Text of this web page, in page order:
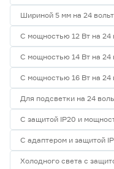
Шириной 5 мм на 24
С мощностью 12 Вт на 24
С мощностью 14 Вт на 24
С мощностью 16 Вт на 24
Для подсветки на 24
С защитой IP20 и
С адаптером и защитой
Холодного света с